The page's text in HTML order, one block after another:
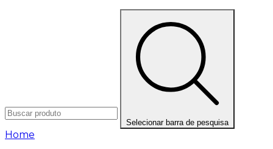
Selecionar barra de pesquisa
Home